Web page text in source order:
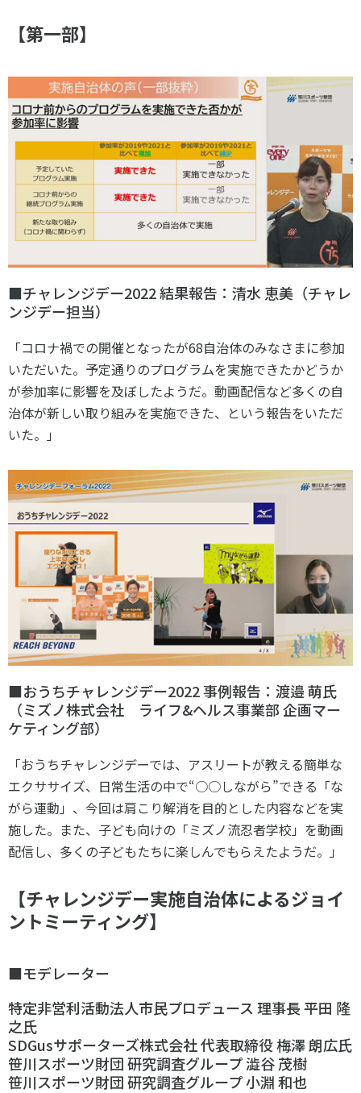
【第一部】
■チャレンジデー2022結果報告：清水 恵美（チャレ
ンジデー担当）
「コロナ禍での開催となったが68自治体のみなさまに参加
いただいた。予定通りのプログラムを実施できたかどうか
が参加率に影響を及ぼしたようだ。動画配信など多くの自
治体が新しい取り組みを実施できた、という報告をいただ
いた。」
■おうちチャレンジデー2022事例報告：渡邉 萌氏
（ミズノ株式会社 ライフ&ヘルス事業部 企画マー
ケティング部）
「おうちチャレンジデーでは、アスリートが教える簡単な
エクササイズ、日常生活の中で“○○しながら”できる「な
がら運動」、今回は肩こり解消を目的とした内容などを実
施した。また、子ども向けの「ミズノ流忍者学校」を動画
配信し、多くの子どもたちに楽しんでもらえたようだ。」
【チャレンジデー実施自治体によるジョイ
ントミーティング】
■モデレーター
特定非営利活動法人市民プロデュース 理事長 平田 隆
之氏
SDGusサポーターズ株式会社 代表取締役 梅澤 朗広氏
笹川スポーツ財団 研究調査グループ 澁谷 茂樹
笹川スポーツ財団 研究調査グループ 小淵 和也